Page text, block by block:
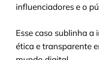
influenciadores e o
Esse caso sublinha
ética e transparente